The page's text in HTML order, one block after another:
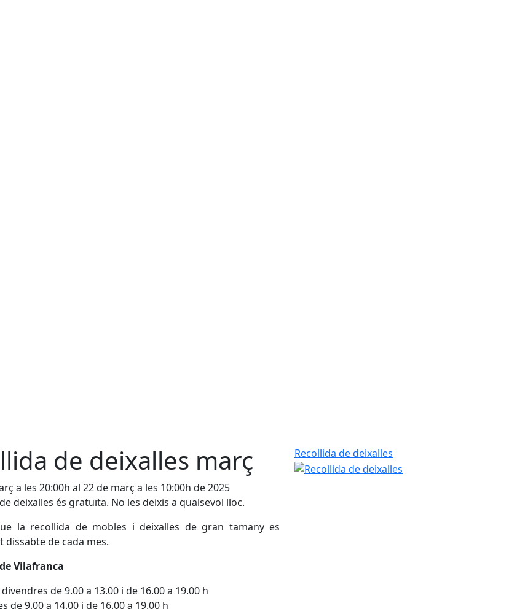
de deixalles març
a les 20:00h al 22 de març a les 10:00h de 2025
deixalles és gratuïta. No les deixis a qualsevol lloc.
la recollida de mobles i deixalles de gran tamany es
dissabte de cada mes.
Vilafranca
de 9.00 a 13.00 i de 16.00 a 19.00 h
de 9.00 a 14.00 i de 16.00 a 19.00 h
Recollida de deixalles